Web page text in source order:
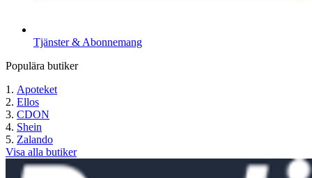
Tjänster & Abonnemang
Populära butiker
Apoteket
Ellos
CDON
Shein
Zalando
Visa alla butiker